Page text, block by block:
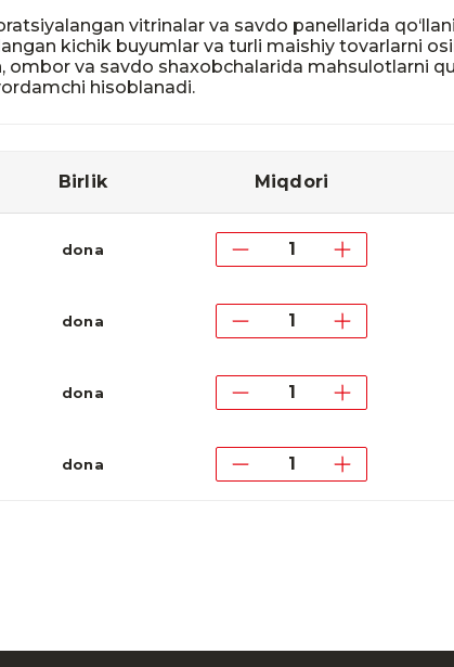
vitrinalar va savdo panellarida
kichik buyumlar va turli maishiy tovarlarni
ombor va savdo shaxobchalarida mahsulotlarni
hisoblanadi.
Birlik Miqdori
dona
dona
dona
dona